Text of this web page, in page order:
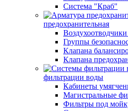
Система "Краб"
предохранительная
Группы
Клапана
Клапана
фильтрации воды
Кабинеты
Магистральные
Фильтры под